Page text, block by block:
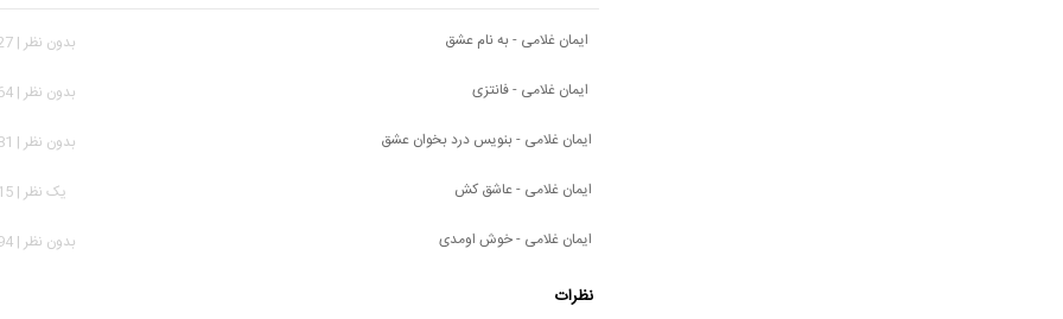
ایمان غلامی - به نام عشق
بدون نظر | 1,727 بازدید
ایمان غلامی - فانتزی
بدون نظر | 2,764 بازدید
ایمان غلامی - بنویس درد بخوان عشق
بدون نظر | 1,881 بازدید
ایمان غلامی - عاشق کش
يک نظر | 1,615 بازدید
ایمان غلامی - خوش اومدی
بدون نظر | 1,594 بازدید
نظرات